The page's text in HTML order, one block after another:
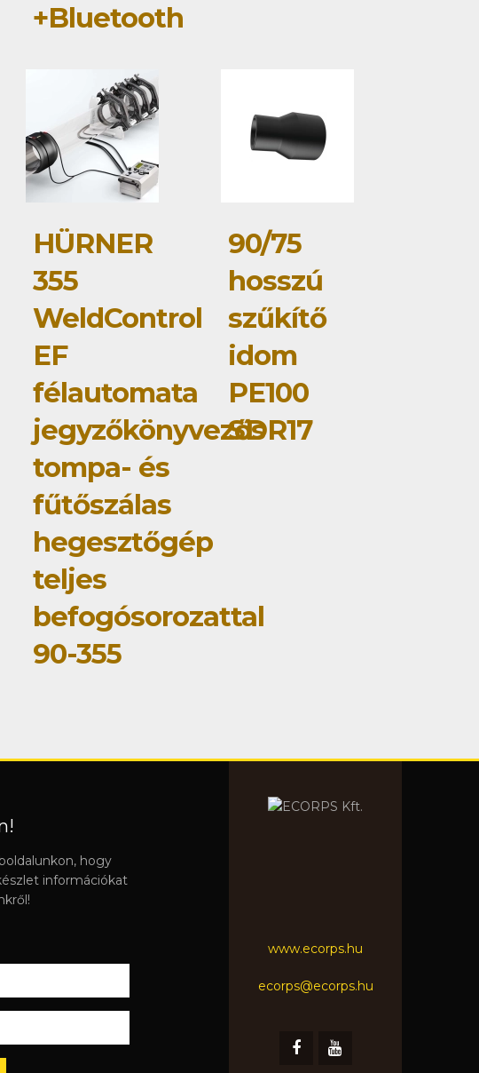
+Bluetooth
HÜRNER
355
WeldControl
EF
félautomata
jegyzőkönyvezős
tompa- és
fűtőszálas
hegesztőgép
teljes
befogósorozattal
90-355
90/75
hosszú
szűkítő
idom
PE100
SDR17
hogy
információkat
www.ecorps.hu
ecorps@ecorps.hu